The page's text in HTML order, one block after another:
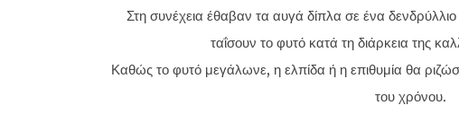
Στη συνέχεια έθαβαν τα αυγά δίπλα σε ένα
ταΐσουν το φυτό κατά τη διάρκεια της
Καθώς το φυτό μεγάλωνε, η ελπίδα ή η επιθυμία θα
του χρόνου.